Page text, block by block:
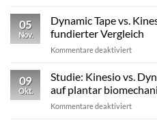
reine
ausreicht
versus
von
05
Nov.
Dynamic Tape vs.
fundierter Vergleich
Kommentare deaktiviertfür
Tape
vs.
–
09
Okt.
Studie: Kinesio vs.
auf plantar
Kommentare deaktiviertfür